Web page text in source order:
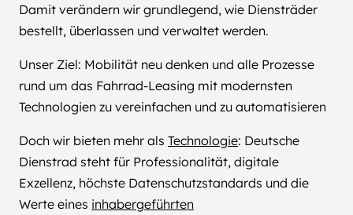
Damit verändern wir grundlegend, wie Diensträder
bestellt, überlassen und verwaltet werden.
Unser Ziel: Mobilität neu denken und alle Prozesse
rund um das Fahrrad-Leasing mit modernsten
Technologien zu vereinfachen und zu automatisieren
Doch wir bieten mehr als Technologie: Deutsche
Dienstrad steht für Professionalität, digitale
Exzellenz, höchste Datenschutzstandards und die
Werte eines inhabergeführten